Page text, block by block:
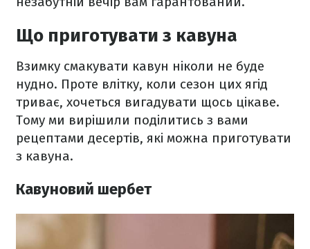
Що приготувати з кавуна
Взимку смакувати кавун ніколи не буде
нудно. Проте влітку, коли сезон цих ягід
триває, хочеться вигадувати щось цікаве.
Тому ми вирішили поділитись з вами
рецептами десертів, які можна приготувати
з кавуна.
Кавуновий шербет